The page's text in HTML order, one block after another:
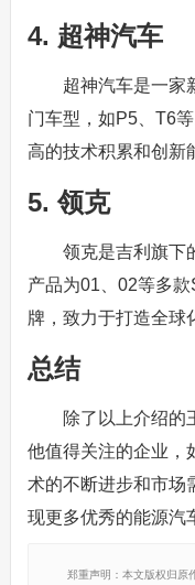
4. 超神汽车
超神汽车是一家
门车型，如P5、T6
高的技术积累和创新
5. 领克
领克是吉利旗下
产品为01、02等多
牌，致力于打造全球
总结
除了以上介绍的
他值得关注的企业，
术的不断进步和市场
现更多优秀的能源汽
郑重声明：本文版权归原